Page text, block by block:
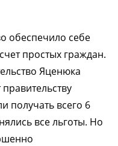
обеспечило себе
простых граждан.
Яценюка
получать всего 6
все льготы. Но